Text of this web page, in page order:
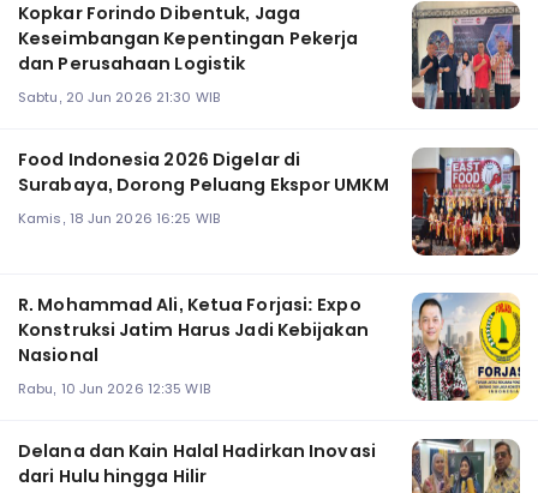
Kopkar Forindo Dibentuk, Jaga
Keseimbangan Kepentingan Pekerja
dan Perusahaan Logistik
Sabtu, 20 Jun 2026 21:30 WIB
Food Indonesia 2026 Digelar di
Surabaya, Dorong Peluang Ekspor UMKM
Kamis, 18 Jun 2026 16:25 WIB
R. Mohammad Ali, Ketua Forjasi: Expo
Konstruksi Jatim Harus Jadi Kebijakan
Nasional
Rabu, 10 Jun 2026 12:35 WIB
Delana dan Kain Halal Hadirkan Inovasi
dari Hulu hingga Hilir